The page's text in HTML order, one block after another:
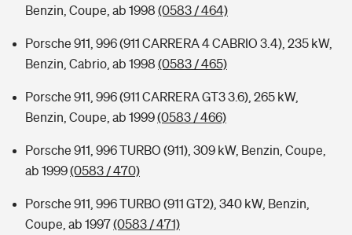
Benzin, Coupe, ab 1998 (0583 / 464)
Porsche 911, 996 (911 CARRERA 4 CABRIO 3.4), 235 kW,
Benzin, Cabrio, ab 1998 (0583 / 465)
Porsche 911, 996 (911 CARRERA GT3 3.6), 265 kW,
Benzin, Coupe, ab 1999(0583 / 466)
Porsche 911, 996 TURBO (911), 309 kW, Benzin, Coupe,
ab 1999(0583 / 470)
Porsche 911, 996 TURBO (911 GT2), 340 kW, Benzin,
Coupe, ab 1997(0583 / 471)